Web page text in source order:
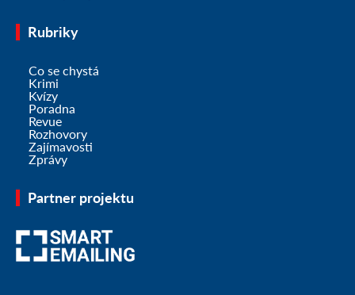
Rubriky
Co se chystá
Krimi
Kvízy
Poradna
Revue
Rozhovory
Zajímavosti
Zprávy
Partner projektu